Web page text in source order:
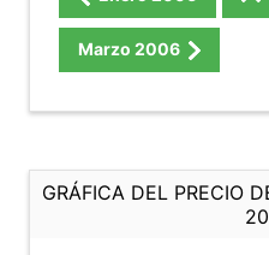
Marzo 2006
GRÁFICA DEL PRECIO